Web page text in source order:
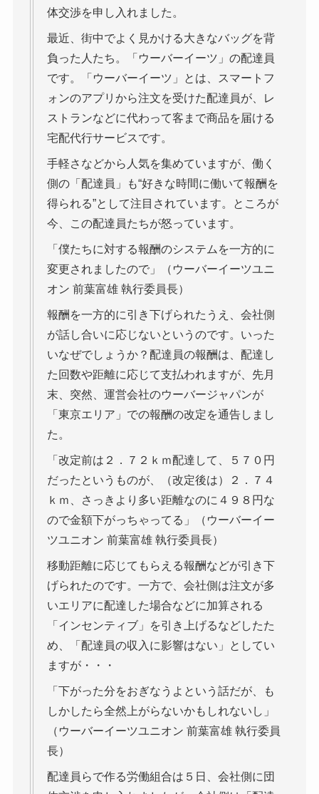
体交渉を申し入れました。
最近、街中でよく見かける大きなバッグを背
負った人たち。「ウーバーイーツ」の配達員
です。「ウーバーイーツ」とは、スマートフ
ォンのアプリから注文を受けた配達員が、レ
ストランなどに代わって客まで商品を届ける
宅配代行サービスです。
手軽さなどから人気を集めていますが、働く
側の「配達員」も“好きな時間に働いて報酬を
得られる”として注目されています。ところが
今、この配達員たちが怒っています。
「僕たちに対する報酬のシステムを一方的に
変更されましたので」（ウーバーイーツユニ
オン 前葉富雄 執行委員長）
報酬を一方的に引き下げられたうえ、会社側
が話し合いに応じないというのです。いった
いなぜでしょうか？配達員の報酬は、配達し
た回数や距離に応じて支払われますが、先月
末、突然、運営会社のウーバージャパンが
「東京エリア」での報酬の改定を通告しまし
た。
「改定前は２．７２ｋｍ配達して、５７０円
だったというものが、（改定後は）２．７４
ｋｍ、さっきより多い距離なのに４９８円な
ので金額下がっちゃってる」（ウーバーイー
ツユニオン 前葉富雄 執行委員長）
移動距離に応じてもらえる報酬などが引き下
げられたのです。一方で、会社側は注文が多
いエリアに配達した場合などに加算される
「インセンティブ」を引き上げるなどしたた
め、「配達員の収入に影響はない」としてい
ますが・・・
「下がった分をおぎなうよという話だが、も
しかしたら全然上がらないかもしれないし」
（ウーバーイーツユニオン 前葉富雄 執行委員
長）
配達員らで作る労働組合は５日、会社側に団